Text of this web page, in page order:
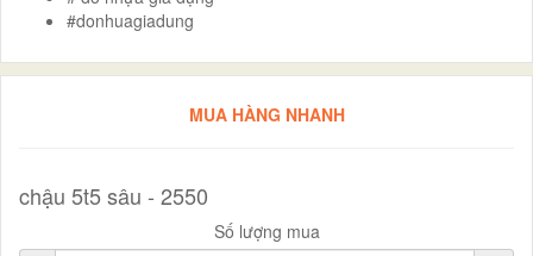
#donhuagiadung
MUA HÀNG NHANH
chậu 5t5 sâu - 2550
Số lượng mua